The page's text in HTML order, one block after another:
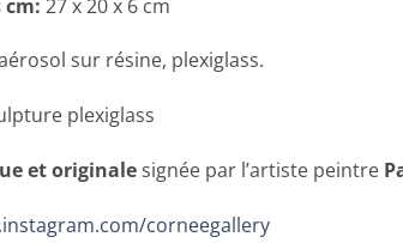
cm: 27 x 20 x 6 cm
sur résine, plexiglass.
plexiglass
et originalesignée par l’artiste peintre
corneegallery